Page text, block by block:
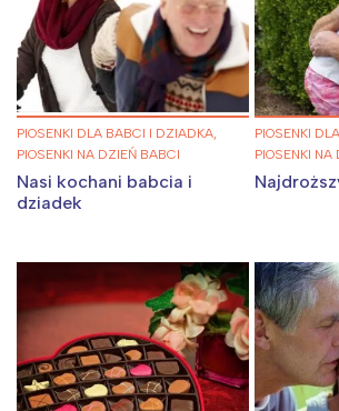
PIOSENKI DLA BABCI I DZIADKA,
PIOSENKI NA DZIEŃ BABCI
Nasi kochani babcia i
dziadek
PIOSENKI
PIOSENKI